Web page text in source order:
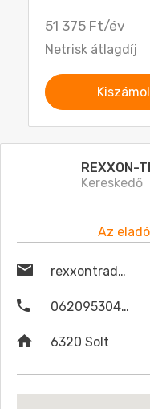
51 375 Ft/év
Netrisk átlagdíj
REXXON-
Kereskedő
Az
rexxontrade@gmail.com
06209530479
6320 Solt